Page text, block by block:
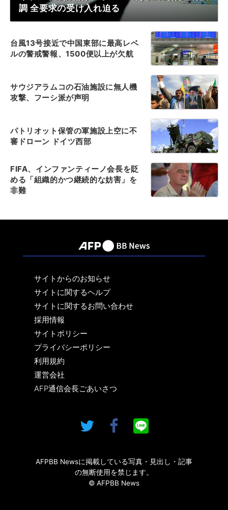
調 全要求の受け入れ迫る
台風13号接近で中国東部に最高レベ
ルの警戒警報、1500便以上が欠航
サウジアラムコの石油施設に無人機
攻撃、フーシ派が声明
パトリオット保管の軍施設上空に不
審ドローン ドイツ西部
FIFA、インファンティーノ会長を貶
める「組織的かつ継続的な妨害」を
非難
サイトからのお知らせ
サイトに関するヘルプ
サイトに関するお問い合わせ
採用情報
サイトポリシー
プライバシーポリシー
利用規約
運営会社
AFP通信会長ごあいさつ
AFPBB Newsに掲載している写真・見出し・記事
の無断使用を禁じます。
© AFPBB News